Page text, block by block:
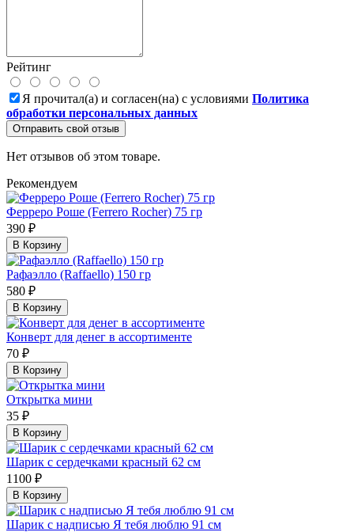
Рейтинг
Я прочитал(а) и согласен(на) с условиями Политика
обработки персональных данных
Отправить свой отзыв
Нет отзывов об этом товаре.
Рекомендуем
Ферреро Роше (Ferrero Rocher) 75 гр
390 ₽
В Корзину
Рафаэлло (Raffaello) 150 гр
580 ₽
В Корзину
Конверт для денег в ассортименте
70 ₽
В Корзину
Открытка мини
35 ₽
В Корзину
Шарик с сердечками красный 62 см
1100 ₽
В Корзину
Шарик с надписью Я тебя люблю 91 см